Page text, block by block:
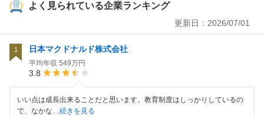
よく見られている企業ランキング
更新日： 2026/07/01
1 日本マクドナルド株式会社
平均年収 549万円
3.8
いい点は成長出来ることだと思います。教育制度はしっかりしているの
で、なかな…続きを見る